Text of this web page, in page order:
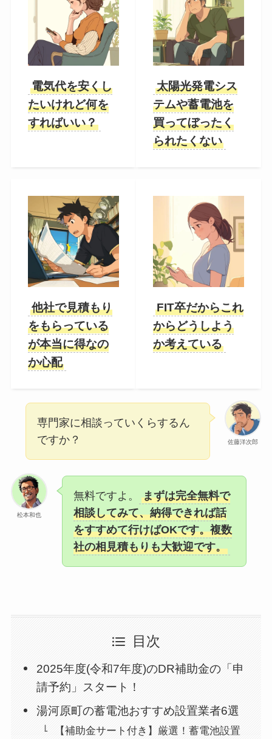
電気代を安くし
たいけれど何を
すればいい？
太陽光発電シス
テムや蓄電池を
買ってぼったく
られたくない
他社で見積もり
をもらっている
が本当に得なの
か心配
FIT卒だからこれ
からどうしよう
か考えている
佐藤洋次郎
専門家に相談っていくらするん
ですか？
松本和也
無料ですよ。
まずは完全無料で
相談してみて、納得できれば話
をすすめて行けばOKです。複数
社の相見積もりも大歓迎です。
目次
2025年度(令和7年度)のDR補助金の「申
請予約」スタート！
湯河原町の蓄電池おすすめ設置業者6選
【補助金サート付き】厳選！蓄電池設置